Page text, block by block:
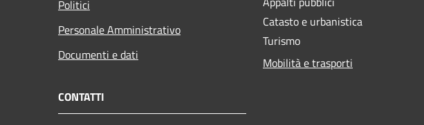
Politici
Personale Amministrativo
Documenti e dati
Catasto e urbanistica
Turismo
Mobilità e trasporti
CONTATTI